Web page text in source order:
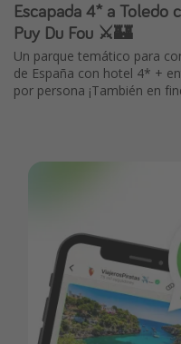
Escapada 4* a Toledo
Puy Du Fou ⚔️🏰
Un parque temático para
de España con hotel 4* +
por persona ¡También en